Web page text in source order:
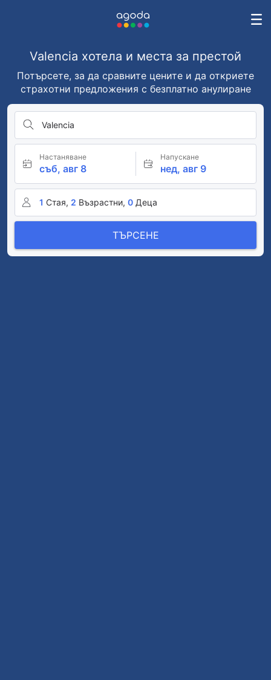
Valencia хотела и места за престой
Потърсете, за да сравните цените и да откриете
страхотни предложения с безплатно анулиране
Valencia
Настаняване
съб, авг 8
Напускане
нед, авг 9
1 Стая, 2 Възрастни, 0 Деца
ТЪРСЕНЕ